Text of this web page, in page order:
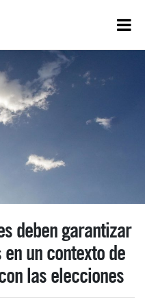
deben garantizar
un contexto de
las elecciones